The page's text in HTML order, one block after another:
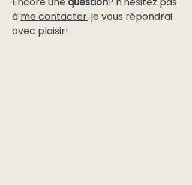
à me contacter, je vous répondrai
avec plaisir!